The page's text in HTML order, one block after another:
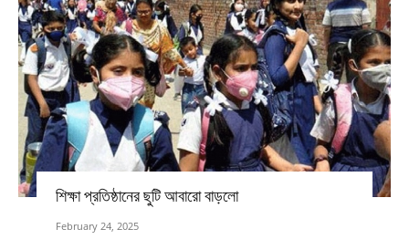
শিক্ষা প্রতিষ্ঠানের ছুটি আবারো বাড়লো
February 24, 2025